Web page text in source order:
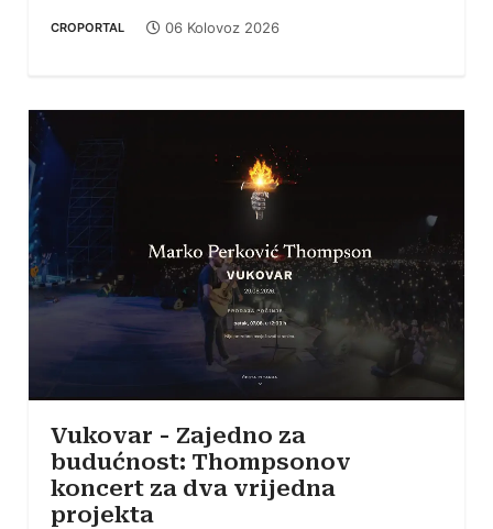
CROPORTAL 06 Kolovoz 2026
Vukovar - Zajedno za
budućnost: Thompsonov
koncert za dva vrijedna
projekta